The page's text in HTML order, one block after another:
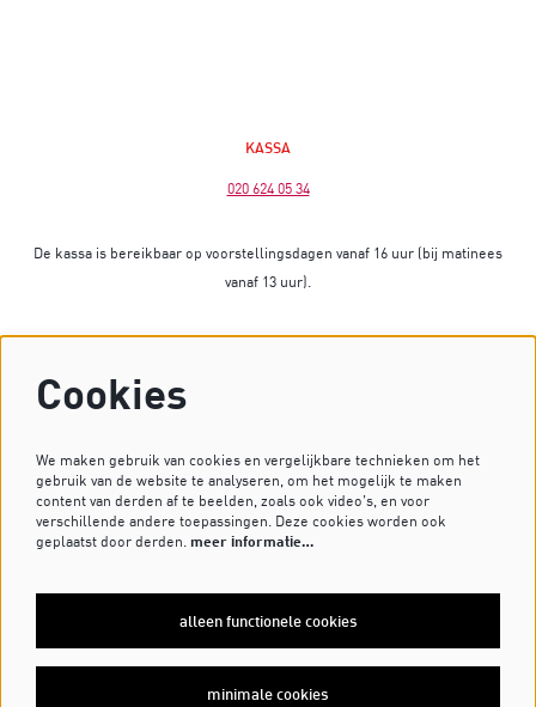
KASSA
020 624 05 34
De kassa is bereikbaar op voorstellingsdagen vanaf 16 uur (bij matinees
vanaf 13 uur).
Heb je vragen? Stuur dan een mailtje naar
VOLG ONS OP
MELD JE AAN VOOR DE NIEUWSBRIEF
Cookies
We maken gebruik van cookies en vergelijkbare technieken om het
gebruik van de website te analyseren, om het mogelijk te maken
content van derden af te beelden, zoals ook video’s, en voor
verschillende andere toepassingen. Deze cookies worden ook
geplaatst door derden. meer informatie…
alleen functionele cookies
minimale cookies